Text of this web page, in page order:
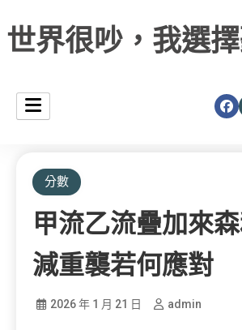
世界很吵，我選
分數
甲流乙流疊加來
減重襲若何應對
2026 年 1 月 21 日 admin